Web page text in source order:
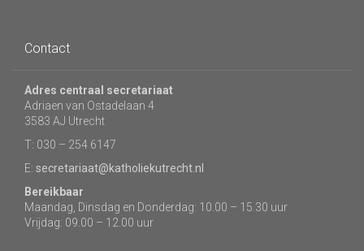
Contact
Adres centraal secretariaat
Adriaen van Ostadelaan 4
3583 AJ Utrecht
T: 030 – 254 6147
E: secretariaat@katholiekutrecht.nl
Bereikbaar
Maandag, Dinsdag en Donderdag: 10.00 – 15.30 uur
Vrijdag: 09.00 – 12.00 uur